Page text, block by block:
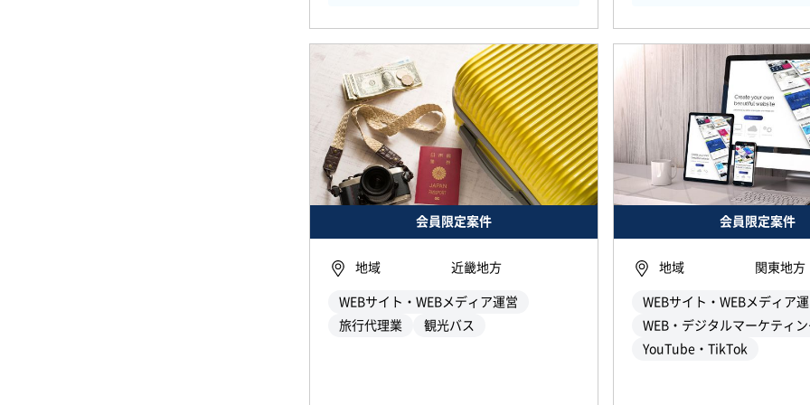
会員限定案件
地域 近畿地方
WEBサイト・WEBメディア運営
旅行代理業
観光バス
会員限定案件
地域 関東地方
WEBサイト・WEBメディア
WEB・デジタルマーケティ
YouTube・TikTok